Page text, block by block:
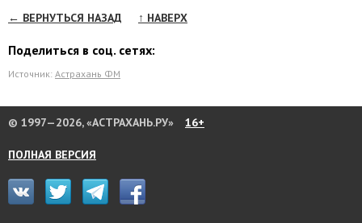
← ВЕРНУТЬСЯ НАЗАД ↑ НАВЕРХ
Поделиться в соц. сетях:
Источник: Астрахань ФМ
© 1997—2026, «АСТРАХАНЬ.РУ» 16+
ПОЛНАЯ ВЕРСИЯ